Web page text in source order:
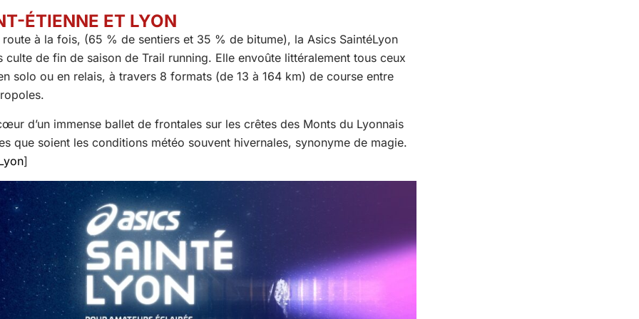
ÉTIENNE ET LYON
à la fois, (65 % de sentiers et 35 % de bitume), la Asics SaintéLyon
culte de fin de saison de Trail running. Elle envoûte littéralement tous ceux
solo ou en relais, à travers 8 formats (de 13 à 164 km) de course entre
d’un immense ballet de frontales sur les crêtes des Monts du Lyonnais
que soient les conditions météo souvent hivernales, synonyme de magie.
]